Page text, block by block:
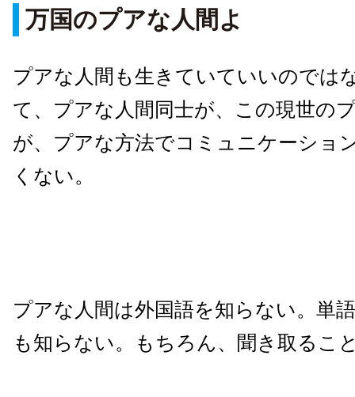
万国のプアな人間よ
プアな人間も生きていていいのでは
て、プアな人間同士が、この現世の
が、プアな方法でコミュニケーショ
くない。
プアな人間は外国語を知らない。単
も知らない。もちろん、聞き取るこ